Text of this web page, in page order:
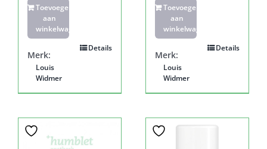
Toevoegen
aan
winkelwagen
Details
Merk:
Louis
Widmer
Toevoegen
aan
winkelwagen
Details
Merk:
Louis
Widmer